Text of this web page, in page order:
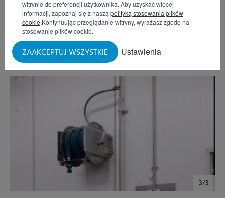
witrynie do preferencji użytkownika. Aby uzyskać więcej
informacji, zapoznaj się z naszą polityką stosowania plików
cookie.Kontynuując przeglądanie witryny, wyrażasz zgodę na
stosowanie plików cookie.
Ustawienia
ZAAKCEPTUJ WSZYSTKIE